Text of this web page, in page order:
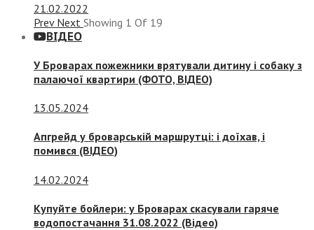
21.02.2022
Prev Next Showing 1 Of 19
ВІДЕО
У Броварах пожежники врятували дитину і собаку з
палаючої квартири (ФОТО, ВІДЕО)
13.05.2024
Апгрейд у броварській маршрутці: і доїхав, і
помився (ВІДЕО)
14.02.2024
Купуйте бойлери: у Броварах скасували гаряче
водопостачання 31.08.2022 (Відео)